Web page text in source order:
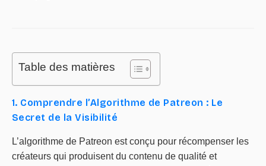
Table des matières
1. Comprendre l’Algorithme de Patreon : Le
Secret de la Visibilité
L’algorithme de Patreon est conçu pour récompenser les
créateurs qui produisent du contenu de qualité et